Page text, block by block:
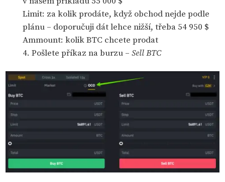
Limit: za kolik prodáte, když obchod nejde podle
plánu – doporučuji dát lehce nižší, třeba 54 950 $
Ammount: kolik BTC chcete prodat
Pošlete příkaz na burzu –Sell BTC